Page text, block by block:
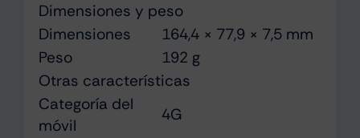
Dimensiones y peso
Dimensiones
164,4 × 77,9 × 7,5 mm
Peso
192 g
Otras características
Categoría del
móvil
4G